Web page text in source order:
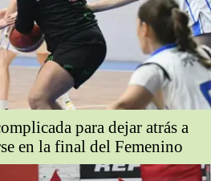
para dejar atrás a
en la final del Femenino